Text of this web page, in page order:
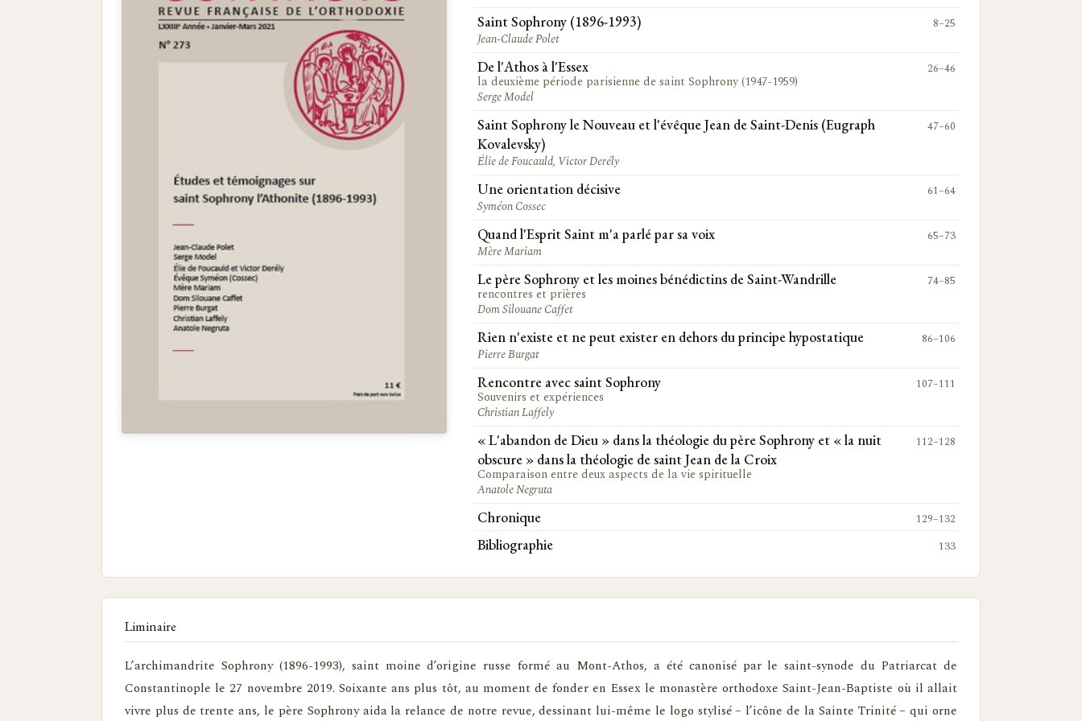
Saint Sophrony (1896-1993) 8–25
Jean-Claude Polet
De l'Athos à l'Essex 26–46
la deuxième période parisienne de saint Sophrony (1947-1959)
Serge Model
Saint Sophrony le Nouveau et l'évêque Jean de Saint-Denis (Eugraph
Kovalevsky)
47–60
Élie de Foucauld, Victor Derély
Une orientation décisive 61–64
Syméon Cossec
Quand l'Esprit Saint m'a parlé par sa voix 65–73
Mère Mariam
Le père Sophrony et les moines bénédictins de Saint-Wandrille 74–85
rencontres et prières
Dom Silouane Caffet
Rien n'existe et ne peut exister en dehors du principe hypostatique 86–106
Pierre Burgat
Rencontre avec saint Sophrony 107–111
Souvenirs et expériences
Christian Laffely
« L'abandon de Dieu » dans la théologie du père Sophrony et « la nuit
obscure » dans la théologie de saint Jean de la Croix
112–128
Comparaison entre deux aspects de la vie spirituelle
Anatole Negruta
Chronique 129–132
Bibliographie 133
Liminaire
L’archimandrite Sophrony (1896-1993), saint moine d’origine russe formé au Mont-Athos, a été canonisé par le saint-synode du Patriarcat de
Constantinople le 27 novembre 2019. Soixante ans plus tôt, au moment de fonder en Essex le monastère orthodoxe Saint-Jean-Baptiste où il allait
vivre plus de trente ans, le père Sophrony aida la relance de notre revue, dessinant lui-même le logo stylisé – l’icône de la Sainte Trinité – qui orne